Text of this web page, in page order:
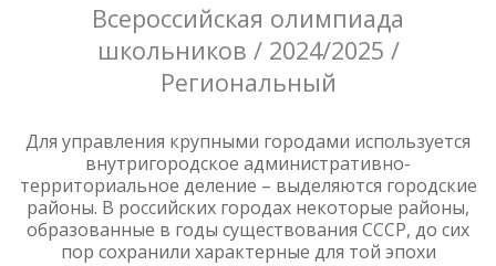
Всероссийская олимпиада
школьников / 2024/2025 /
Региональный
Для управления крупными городами используется
внутригородское административно-
территориальное деление – выделяются городские
районы. В российских городах некоторые районы,
образованные в годы существования CCCР, до сих
пор сохранили характерные для той эпохи